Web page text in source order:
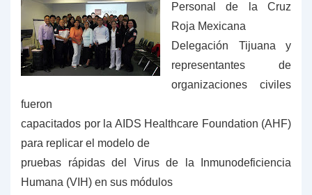
Personal de la Cruz
Roja Mexicana
Delegación Tijuana y
representantes de
organizaciones civiles
fueron
capacitados por la AIDS Healthcare Foundation (AHF)
para replicar el modelo de
pruebas rápidas del Virus de la Inmunodeficiencia
Humana (VIH) en sus módulos